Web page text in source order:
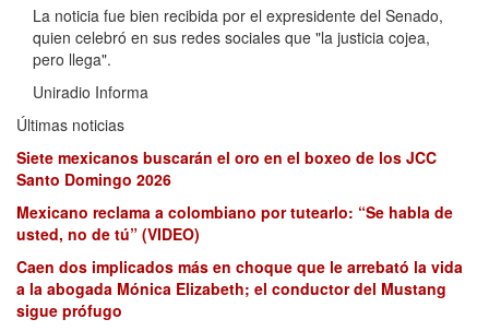
La noticia fue bien recibida por el expresidente del Senado,
quien celebró en sus redes sociales que "la justicia cojea,
pero llega".
Uniradio Informa
Últimas noticias
Siete mexicanos buscarán el oro en el boxeo de los JCC
Santo Domingo 2026
Mexicano reclama a colombiano por tutearlo: “Se habla de
usted, no de tú” (VIDEO)
Caen dos implicados más en choque que le arrebató la vida
a la abogada Mónica Elizabeth; el conductor del Mustang
sigue prófugo